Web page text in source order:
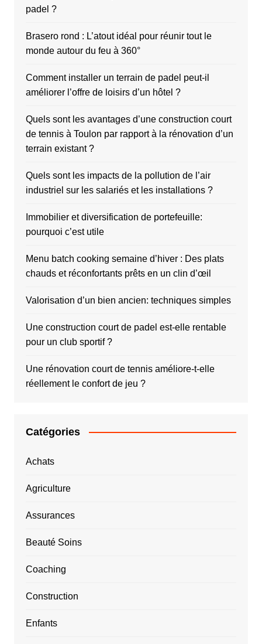
padel ?
Brasero rond : L’atout idéal pour réunir tout le
monde autour du feu à 360°
Comment installer un terrain de padel peut-il
améliorer l’offre de loisirs d’un hôtel ?
Quels sont les avantages d’une construction court
de tennis à Toulon par rapport à la rénovation d’un
terrain existant ?
Quels sont les impacts de la pollution de l’air
industriel sur les salariés et les installations ?
Immobilier et diversification de portefeuille:
pourquoi c’est utile
Menu batch cooking semaine d’hiver : Des plats
chauds et réconfortants prêts en un clin d’œil
Valorisation d’un bien ancien: techniques simples
Une construction court de padel est-elle rentable
pour un club sportif ?
Une rénovation court de tennis améliore-t-elle
réellement le confort de jeu ?
Catégories
Achats
Agriculture
Assurances
Beauté Soins
Coaching
Construction
Enfants